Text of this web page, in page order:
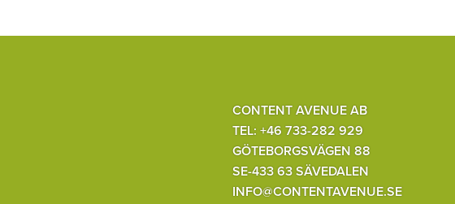
CONTENT AVENUE AB
TEL: +46 733-282 929
GÖTEBORGSVÄGEN 88
SE-433 63 SÄVEDALEN
INFO@CONTENTAVENUE.SE